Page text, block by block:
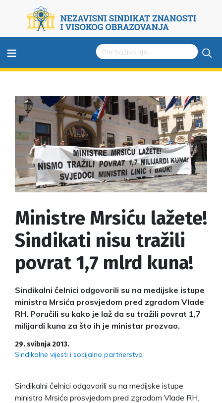
≡
Ministre Mrsiću lažete!
Sindikati nisu tražili
povrat 1,7 mlrd kuna!
Sindikalni čelnici odgovorili su na medijske istupe
ministra Mrsića prosvjedom pred zgradom Vlade
RH. Poručili su kako je laž da su tražili povrat 1,7
milijardi kuna za što ih je ministar prozvao.
29. svibnja 2013.
Sindikalne vijesti i socijalno partnerstvo
Sindikalni čelnici odgovorili su na medijske istupe
ministra Mrsića prosvjedom pred zgradom Vlade RH.